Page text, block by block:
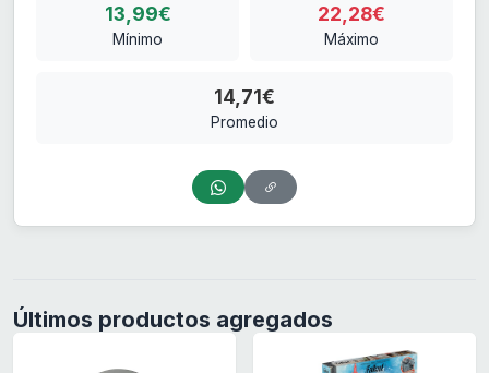
13,99€
Mínimo
22,28€
Máximo
14,71€
Promedio
Últimos productos agregados